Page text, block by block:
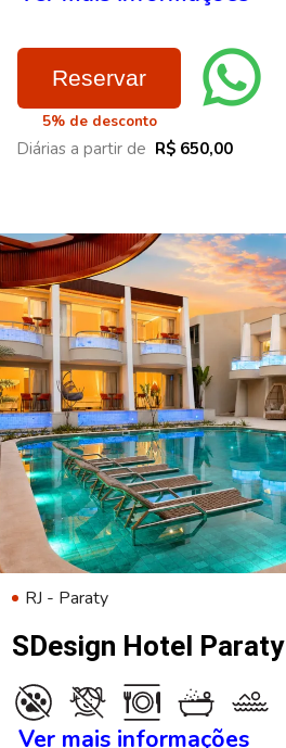
Reservar
5% de desconto
Diárias a partir de R$ 650,00
RJ - Paraty
SDesign Hotel Paraty
Ver mais informações